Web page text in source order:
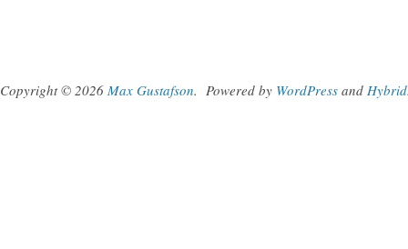
Copyright © 2026 Max Gustafson. Powered by WordPress and Hybrid